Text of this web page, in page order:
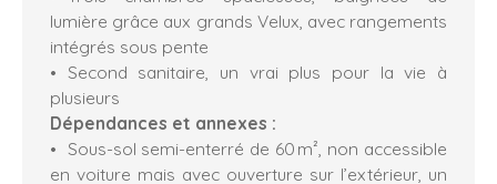
lumière grâce aux grands Velux, avec rangements
intégrés sous pente
Second sanitaire, un vrai plus pour la vie à
plusieurs
Dépendances et annexes :
Sous-sol semi-enterré de 60 m², non accessible
en voiture mais avec ouverture sur l’extérieur, un